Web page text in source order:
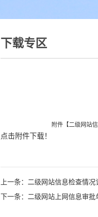
下载专区
点击附件下载！
附件【二级网站
上一条：二级网站信息检查情况
下一条：二级网站上网信息审批